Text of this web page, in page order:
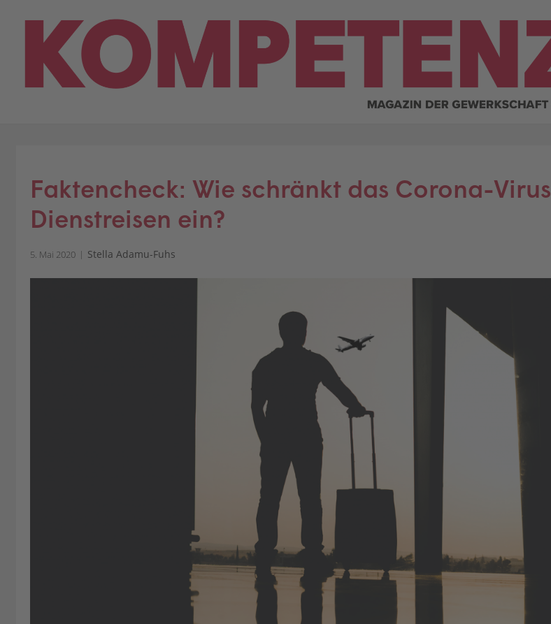
Faktencheck: Wie schränkt das Corona-Virus
Dienstreisen ein?
5. Mai 2020 Stella Adamu-Fuhs